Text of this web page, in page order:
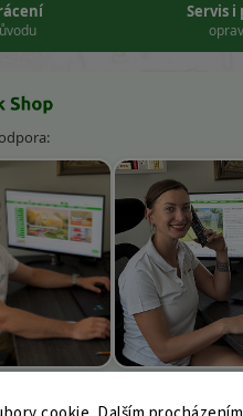
Servis i